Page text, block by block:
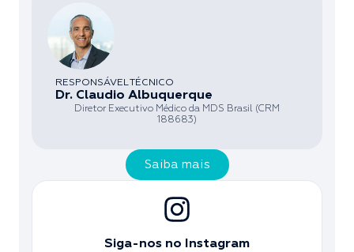
RESPONSÁVEL TÉCNICO
Dr. Claudio Albuquerque
Diretor Executivo Médico da MDS Brasil (CRM
188683)
Saiba mais
Siga-nos no Instagram